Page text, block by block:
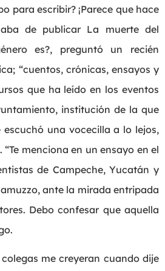
para escribir? ¡Parece que hace
de publicar La muerte del
es?, preguntó un recién
“cuentos, crónicas, ensayos y
que ha leído en los eventos
institución de la que
escuchó una vocecilla a lo lejos,
menciona en un ensayo en el
de Campeche, Yucatán y
ante la mirada entripada
Debo confesar que aquella
me creyeran cuando dije